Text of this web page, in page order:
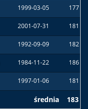
1999-03-05 177
2001-07-31 181
1992-09-09 182
1984-11-22 186
1997-01-06 181
średnia 183